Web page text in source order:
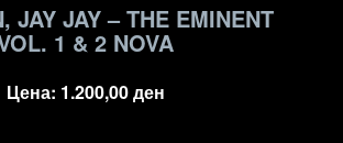
JAY JAY – THE EMINENT
1 & 2 NOVA
Цена: 1.200,00ден